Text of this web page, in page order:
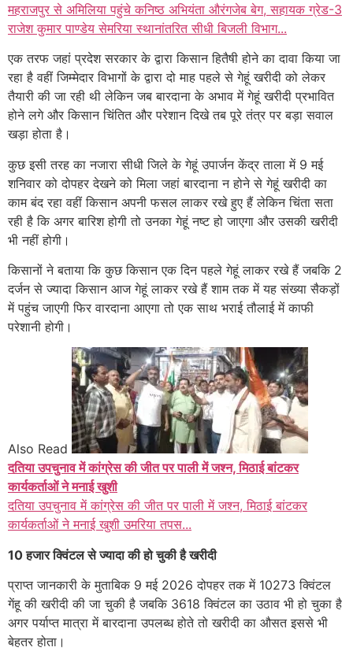
महराजपुर से अमिलिया पहुंचे कनिष्ठ अभियंता औरंगजेब बेग, सहायक ग्रेड-3
राजेश कुमार पाण्डेय सेमरिया स्थानांतरित सीधी बिजली विभाग...
एक तरफ जहां प्रदेश सरकार के द्वारा किसान हितैषी होने का दावा किया जा
रहा है वहीं जिम्मेदार विभागों के द्वारा दो माह पहले से गेहूं खरीदी को लेकर
तैयारी की जा रही थी लेकिन जब बारदाना के अभाव में गेहूं खरीदी प्रभावित
होने लगे और किसान चिंतित और परेशान दिखे तब पूरे तंत्र पर बड़ा सवाल
खड़ा होता है।
कुछ इसी तरह का नजारा सीधी जिले के गेहूं उपार्जन केंद्र ताला में 9 मई
शनिवार को दोपहर देखने को मिला जहां बारदाना न होने से गेहूं खरीदी का
काम बंद रहा वहीं किसान अपनी फसल लाकर रखे हुए हैं लेकिन चिंता सता
रही है कि अगर बारिश होगी तो उनका गेहूं नष्ट हो जाएगा और उसकी खरीदी
भी नहीं होगी।
किसानों ने बताया कि कुछ किसान एक दिन पहले गेहूं लाकर रखे हैं जबकि 2
दर्जन से ज्यादा किसान आज गेहूं लाकर रखे हैं शाम तक में यह संख्या सैकड़ों
में पहुंच जाएगी फिर वारदाना आएगा तो एक साथ भराई तौलाई में काफी
परेशानी होगी।
Also Read
दतिया उपचुनाव में कांग्रेस की जीत पर पाली में जश्न, मिठाई बांटकर
कार्यकर्ताओं ने मनाई खुशी
दतिया उपचुनाव में कांग्रेस की जीत पर पाली में जश्न, मिठाई बांटकर
कार्यकर्ताओं ने मनाई खुशी उमरिया तपस...
10 हजार क्विंटल से ज्यादा की हो चुकी है खरीदी
प्राप्त जानकारी के मुताबिक 9 मई 2026 दोपहर तक में 10273 क्विंटल
गेंहू की खरीदी की जा चुकी है जबकि 3618 क्विंटल का उठाव भी हो चुका है
अगर पर्याप्त मात्रा में बारदाना उपलब्ध होते तो खरीदी का औसत इससे भी
बेहतर होता।